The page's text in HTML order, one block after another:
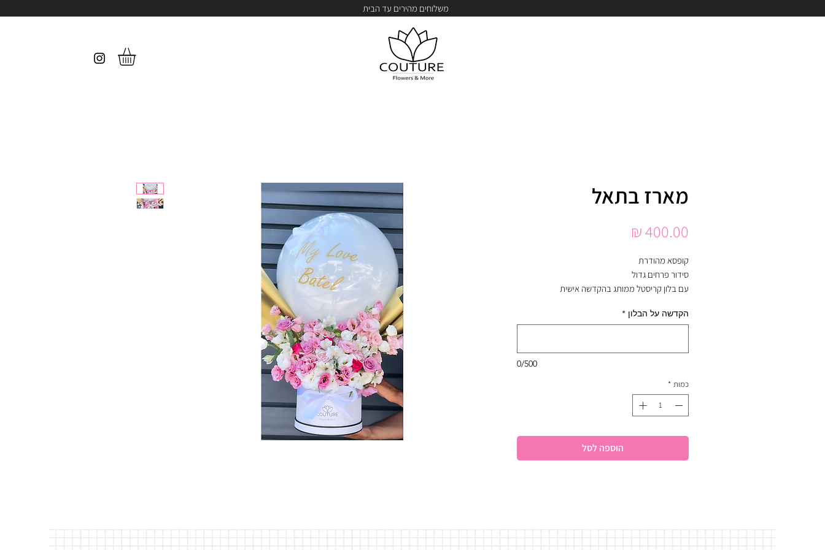
משלוחים מהירים עד הבית
מארז בתאל
קופסא מהודרת
סידור פרחים גדול
עם בלון קריסטל ממותג בהקדשה אישית
הקדשה על הבלון *
0/500
כמות *
הוספה לסל